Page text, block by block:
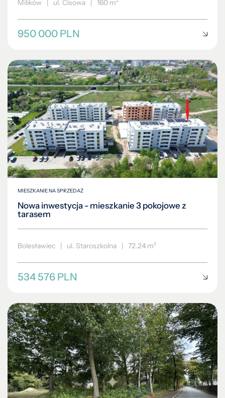
Milików ul. Cisowa 160 m²
950 000 PLN
MIESZKANIE NA SPRZEDAŻ
Nowa inwestycja - mieszkanie 3 pokojowe z
tarasem
Bolesławiec | ul. Staroszkolna | 72.24 m²
534 576 PLN